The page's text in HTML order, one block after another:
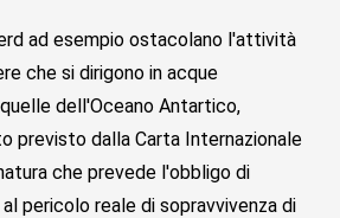
ad esempio ostacolano l'attività
che si dirigono in acque
dell'Oceano Antartico,
previsto dalla Carta Internazionale
che prevede l'obbligo di
pericolo reale di sopravvivenza di